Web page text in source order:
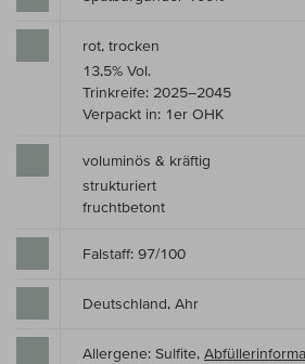
rot, trocken
13,5% Vol.
Trinkreife: 2025–2045
Verpackt in: 1er OHK
voluminös & kräftig
strukturiert
fruchtbetont
Falstaff: 97/100
Deutschland, Ahr
Allergene: Sulfite,